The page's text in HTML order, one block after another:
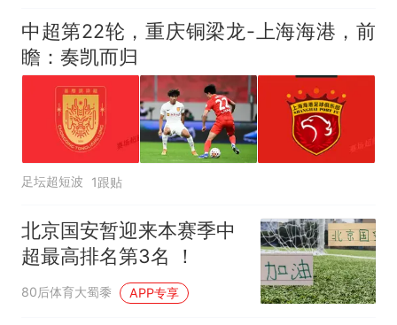
中超第22轮，重庆铜梁龙-上海海港，前
瞻：奏凯而归
足坛超短波 1跟贴
北京国安暂迎来本赛季中
超最高排名第3名 ！
80后体育大蜀黍 APP专享